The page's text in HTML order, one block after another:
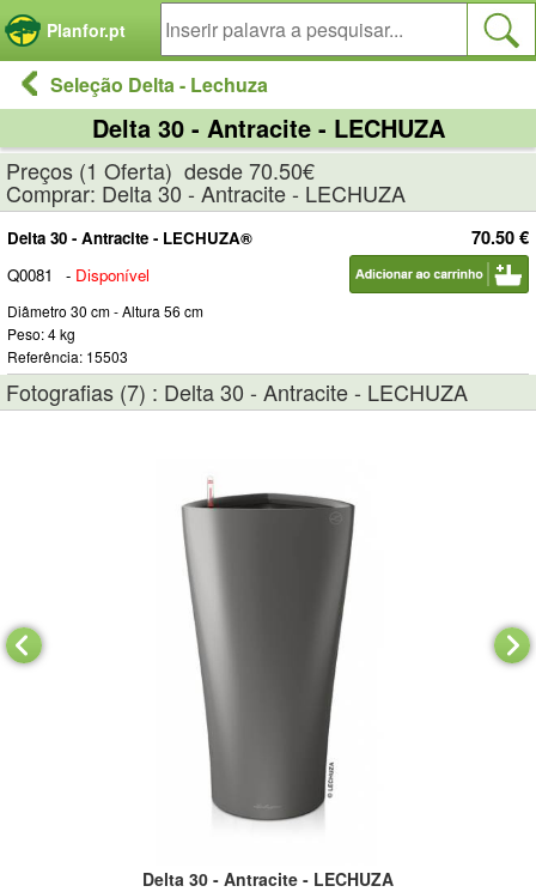
Planfor.pt
Seleção Delta - Lechuza
Delta 30 - Antracite - LECHUZA
Preços (1 Oferta) desde 70.50€
Comprar: Delta 30 - Antracite - LECHUZA
70.50 €
Delta 30 - Antracite - LECHUZA®
Q0081
- Disponível
Diâmetro 30 cm - Altura 56 cm
Peso: 4 kg
Referência: 15503
Fotografias (7) : Delta 30 - Antracite - LECHUZA
Delta 30 - Antracite - LECHUZA
Painel de Gerenciamento de Cookies